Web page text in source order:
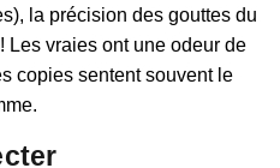
la précision des gouttes du
Les vraies ont une odeur de
copies sentent souvent le